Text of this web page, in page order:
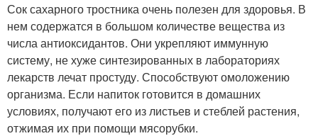
Сок сахарного тростника очень полезен для здоровья. В
нем содержатся в большом количестве вещества из
числа антиоксидантов. Они укрепляют иммунную
систему, не хуже синтезированных в лабораториях
лекарств лечат простуду. Способствуют омоложению
организма. Если напиток готовится в домашних
условиях, получают его из листьев и стеблей растения,
отжимая их при помощи мясорубки.